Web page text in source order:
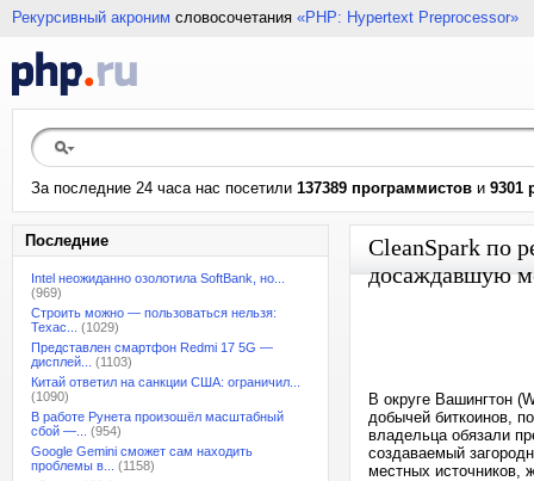
Рекурсивный акроним словосочетания «PHP: Hypertext Preprocessor»
За последние 24 часа нас посетили 137389 программистов и 9301
Последние
Intel неожиданно озолотила SoftBank, но...
(969)
Строить можно — пользоваться нельзя:
Техас...
(1029)
Представлен смартфон Redmi 17 5G —
дисплей...
(1103)
Китай ответил на санкции США: ограничил...
(1090)
В работе Рунета произошёл масштабный
сбой —...
(954)
Google Gemini сможет сам находить
проблемы в...
(1158)
CleanSpark по
досаждавшую
В округе Вашингтон
добычей биткоинов,
владельца обязали
создаваемый
местных источников,